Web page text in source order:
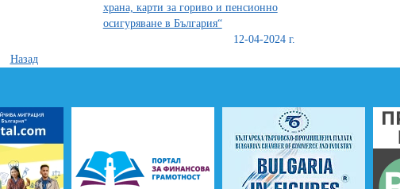
храна, карти за гориво и пенсионно
осигуряване в България“
12-04-2024 г.
Назад